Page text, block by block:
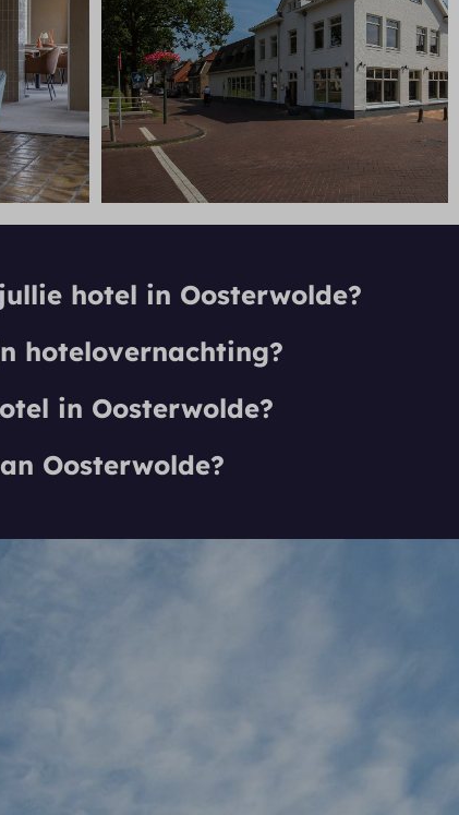
hotel in Oosterwolde?
hotelovernachting?
in Oosterwolde?
Oosterwolde?